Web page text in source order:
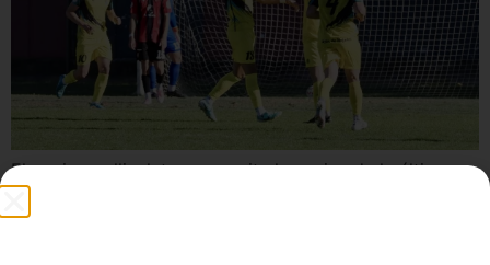
El equipo vallisoletano se quita la espina de la última
goleada recibida en casa, con remontada incluida El
Mojados de Diego Macón se quitó la espina de la última